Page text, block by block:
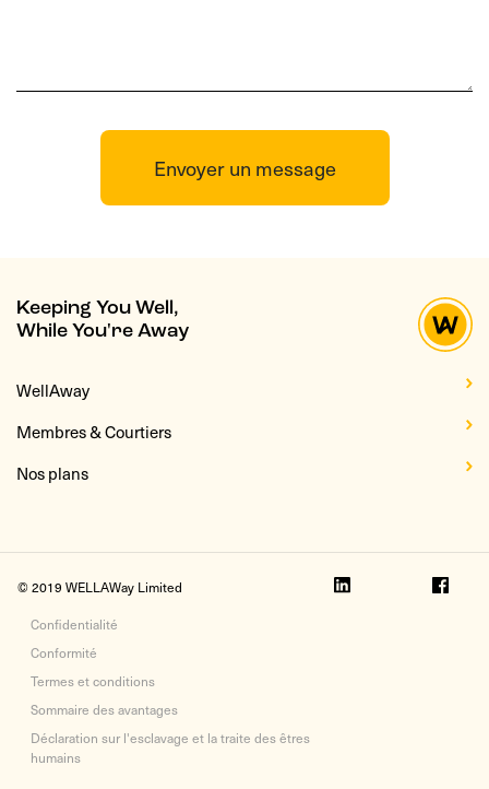
Envoyer un message
Keeping You Well,
While You're Away
WellAway
Membres & Courtiers
Nos plans
© 2019 WELLAWay Limited
Confidentialité
Conformité
Termes et conditions
Sommaire des avantages
Déclaration sur l'esclavage et la traite des êtres
humains